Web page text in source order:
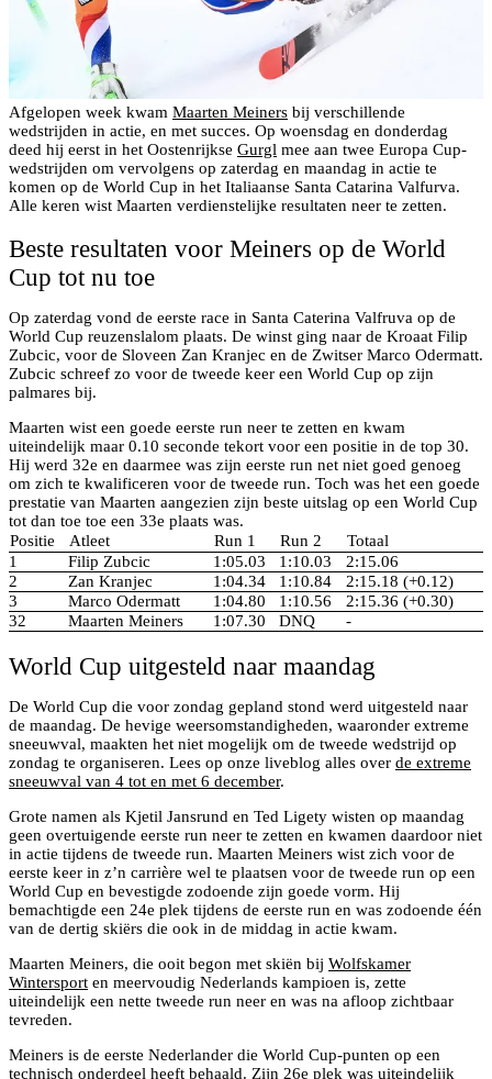
Afgelopen week kwam Maarten Meiners bij verschillende
wedstrijden in actie, en met succes. Op woensdag en donderdag
deed hij eerst in het Oostenrijkse Gurgl mee aan twee Europa Cup-
wedstrijden om vervolgens op zaterdag en maandag in actie te
komen op de World Cup in het Italiaanse Santa Catarina Valfurva.
Alle keren wist Maarten verdienstelijke resultaten neer te zetten.
Beste resultaten voor Meiners op de World
Cup tot nu toe
Op zaterdag vond de eerste race in Santa Caterina Valfruva op de
World Cup reuzenslalom plaats. De winst ging naar de Kroaat Filip
Zubcic, voor de Sloveen Zan Kranjec en de Zwitser Marco Odermatt.
Zubcic schreef zo voor de tweede keer een World Cup op zijn
palmares bij.
Maarten wist een goede eerste run neer te zetten en kwam
uiteindelijk maar 0.10 seconde tekort voor een positie in de top 30.
Hij werd 32e en daarmee was zijn eerste run net niet goed genoeg
om zich te kwalificeren voor de tweede run. Toch was het een goede
prestatie van Maarten aangezien zijn beste uitslag op een World Cup
tot dan toe toe een 33e plaats was.
Positie
Atleet Run 1 Run 2
Totaal
1
Filip Zubcic 1:05.03 1:10.03
2:15.06
2
Zan Kranjec 1:04.34 1:10.84
2:15.18 (+0.12)
3
Marco Odermatt 1:04.80 1:10.56
2:15.36 (+0.30)
32
Maarten Meiners 1:07.30 DNQ -
World Cup uitgesteld naar maandag
De World Cup die voor zondag gepland stond werd uitgesteld naar
de maandag. De hevige weersomstandigheden, waaronder extreme
sneeuwval, maakten het niet mogelijk om de tweede wedstrijd op
zondag te organiseren. Lees op onze liveblog alles over de extreme
sneeuwval van 4 tot en met 6 december.
Grote namen als Kjetil Jansrund en Ted Ligety wisten op maandag
geen overtuigende eerste run neer te zetten en kwamen daardoor niet
in actie tijdens de tweede run. Maarten Meiners wist zich voor de
eerste keer in z’n carrière wel te plaatsen voor de tweede run op een
World Cup en bevestigde zodoende zijn goede vorm. Hij
bemachtigde een 24e plek tijdens de eerste run en was zodoende één
van de dertig skiërs die ook in de middag in actie kwam.
Maarten Meiners, die ooit begon met skiën bij Wolfskamer
Wintersport en meervoudig Nederlands kampioen is, zette
uiteindelijk een nette tweede run neer en was na afloop zichtbaar
tevreden.
Meiners is de eerste Nederlander die World Cup-punten op een
technisch onderdeel heeft behaald. Zijn 26e plek was uiteindelijk